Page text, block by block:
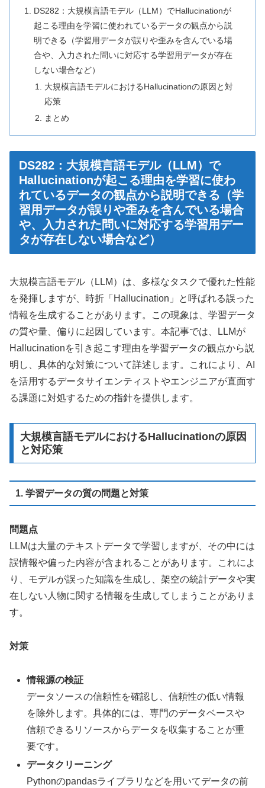
DS282：大規模言語モデル（LLM）でHallucinationが
起こる理由を学習に使われているデータの観点から説
明できる（学習用データが誤りや歪みを含んでいる場
合や、入力された問いに対応する学習用データが存在
しない場合など）
大規模言語モデルにおけるHallucinationの原因と対
応策
まとめ
DS282：大規模言語モデル（LLM）で
Hallucinationが起こる理由を学習に使わ
れているデータの観点から説明できる（学
習用データが誤りや歪みを含んでいる場合
や、入力された問いに対応する学習用デー
タが存在しない場合など）
大規模言語モデル（LLM）は、多様なタスクで優れた性能
を発揮しますが、時折「Hallucination」と呼ばれる誤った
情報を生成することがあります。この現象は、学習データ
の質や量、偏りに起因しています。本記事では、LLMが
Hallucinationを引き起こす理由を学習データの観点から説
明し、具体的な対策について詳述します。これにより、AI
を活用するデータサイエンティストやエンジニアが直面す
る課題に対処するための指針を提供します。
大規模言語モデルにおけるHallucinationの原因
と対応策
1. 学習データの質の問題と対策
問題点
LLMは大量のテキストデータで学習しますが、その中には
誤情報や偏った内容が含まれることがあります。これによ
り、モデルが誤った知識を生成し、架空の統計データや実
在しない人物に関する情報を生成してしまうことがありま
す。
対策
情報源の検証
データソースの信頼性を確認し、信頼性の低い情報
を除外します。具体的には、専門のデータベースや
信頼できるリソースからデータを収集することが重
要です。
データクリーニング
Pythonのpandasライブラリなどを用いてデータの前